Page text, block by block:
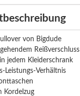
von Bigdude
Reißverschluss
jedem Kleiderschrank
Leistungs-Verhältnis
Kordelzug